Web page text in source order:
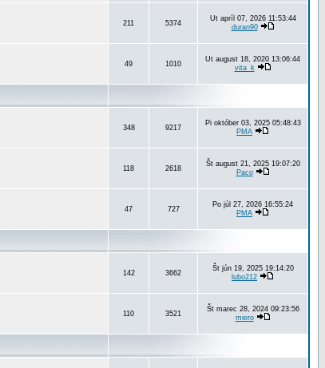
211 5374
Ut apríl 07, 2026 11:53:44
duran90
49 1010
Ut august 18, 2020 13:06:44
vita_k
348 9217
Pi október 03, 2025 05:48:43
PMA
118 2618
Št august 21, 2025 19:07:20
Paco
47 727
Po júl 27, 2026 16:55:24
PMA
142 3662
Št jún 19, 2025 19:14:20
lubo212
110 3521
Št marec 28, 2024 09:23:56
miero